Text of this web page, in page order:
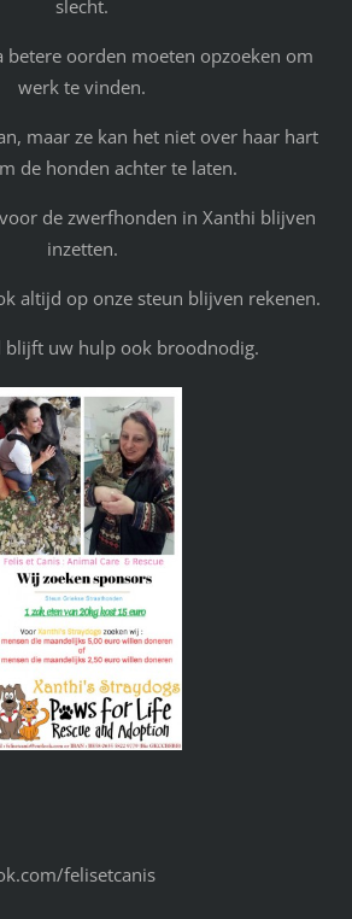
slecht.
betere oorden moeten opzoeken om
werk te vinden.
maar ze kan het niet over haar hart
de honden achter te laten.
de zwerfhonden in Xanthi blijven
inzetten.
altijd op onze steun blijven rekenen.
blijft uw hulp ook broodnodig.
felisetcanis